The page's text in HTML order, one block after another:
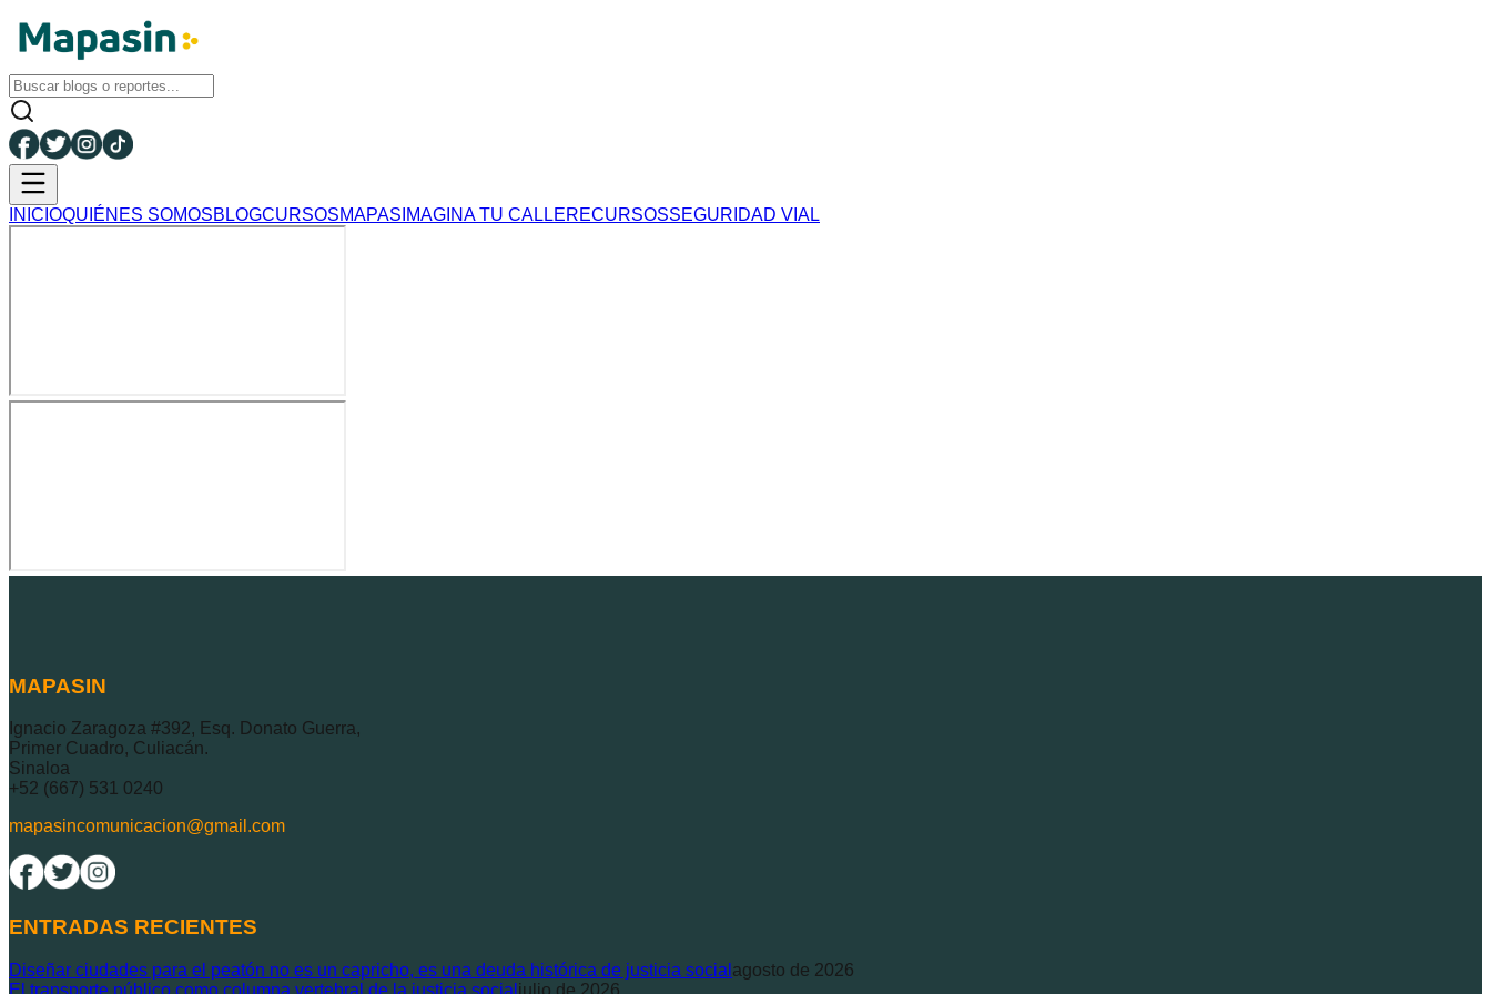
INICIOQUIÉNES SOMOSBLOGCURSOSMAPAS IMAGINA TU CALLERECURSOSSEGURIDAD VIAL
MAPASIN
Ignacio Zaragoza #392, Esq. Donato Guerra,
Primer Cuadro, Culiacán.
Sinaloa
+52 (667) 531 0240
mapasincomunicacion@gmail.com
ENTRADAS RECIENTES
Diseñar ciudades para el peatón no es un capricho, es una deuda histórica de justicia social agosto de 2026
El transporte público como columna vertebral de la justicia social julio de 2026